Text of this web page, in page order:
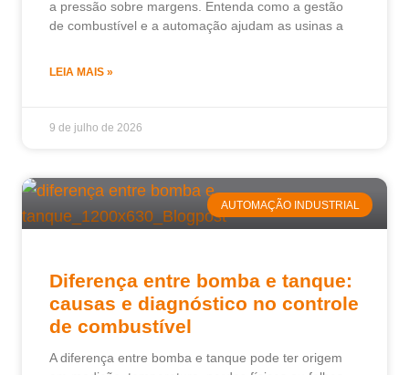
a pressão sobre margens. Entenda como a gestão
de combustível e a automação ajudam as usinas a
LEIA MAIS »
9 de julho de 2026
AUTOMAÇÃO INDUSTRIAL
Diferença entre bomba e tanque:
causas e diagnóstico no controle
de combustível
A diferença entre bomba e tanque pode ter origem